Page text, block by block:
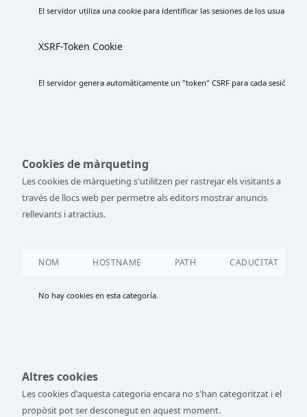
El servidor utiliza una cookie para identificar las sesiones de los usuarios.
XSRF-Token Cookie
El servidor genera automáticamente un "token" CSRF para cada sesión
Cookies de màrqueting
Les cookies de màrqueting s'utilitzen per rastrejar els visitants a
través de llocs web per permetre als editors mostrar anuncis
rellevants i atractius.
NOM HOSTNAME PATH CADUCITAT
No hay cookies en esta categoría.
Altres cookies
Les cookies d'aquesta categoria encara no s'han categoritzat i el
propòsit pot ser desconegut en aquest moment.